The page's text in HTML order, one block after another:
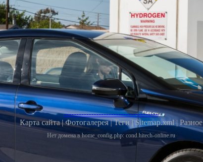
--------------------------------------
Карта сайта |Фотогалерея |Теги |Sitemap.xml |Разное
Нет домена в home_config.php: cond.hitech-online.ru